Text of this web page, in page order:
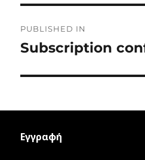
navigation
PUBLISHED IN
Subscription
Εγγραφή